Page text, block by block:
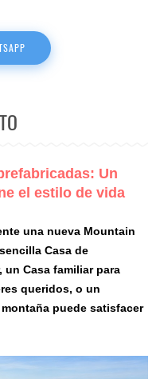
Un
el estilo de vida
una nueva Mountain
Casa de
un Casa familiar para
queridos, o un
puede satisfacer